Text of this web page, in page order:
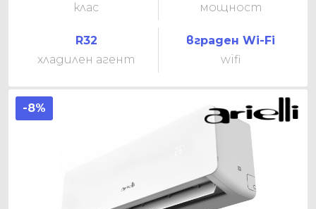
клас
мощност
R32
хладилен агент
вграден Wi-Fi
wifi
-8%